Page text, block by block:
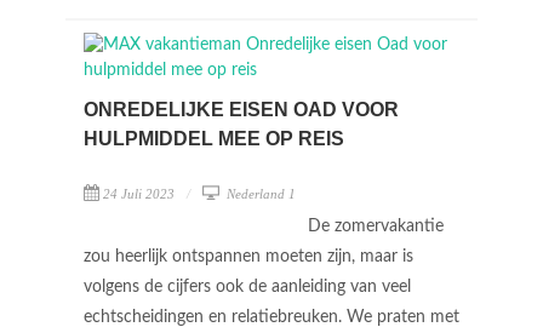
ONREDELIJKE EISEN OAD VOOR
HULPMIDDEL MEE OP REIS
24 Juli 2023 Nederland 1
De zomervakantie
zou heerlijk ontspannen moeten zijn, maar is
volgens de cijfers ook de aanleiding van veel
echtscheidingen en relatiebreuken. We praten met